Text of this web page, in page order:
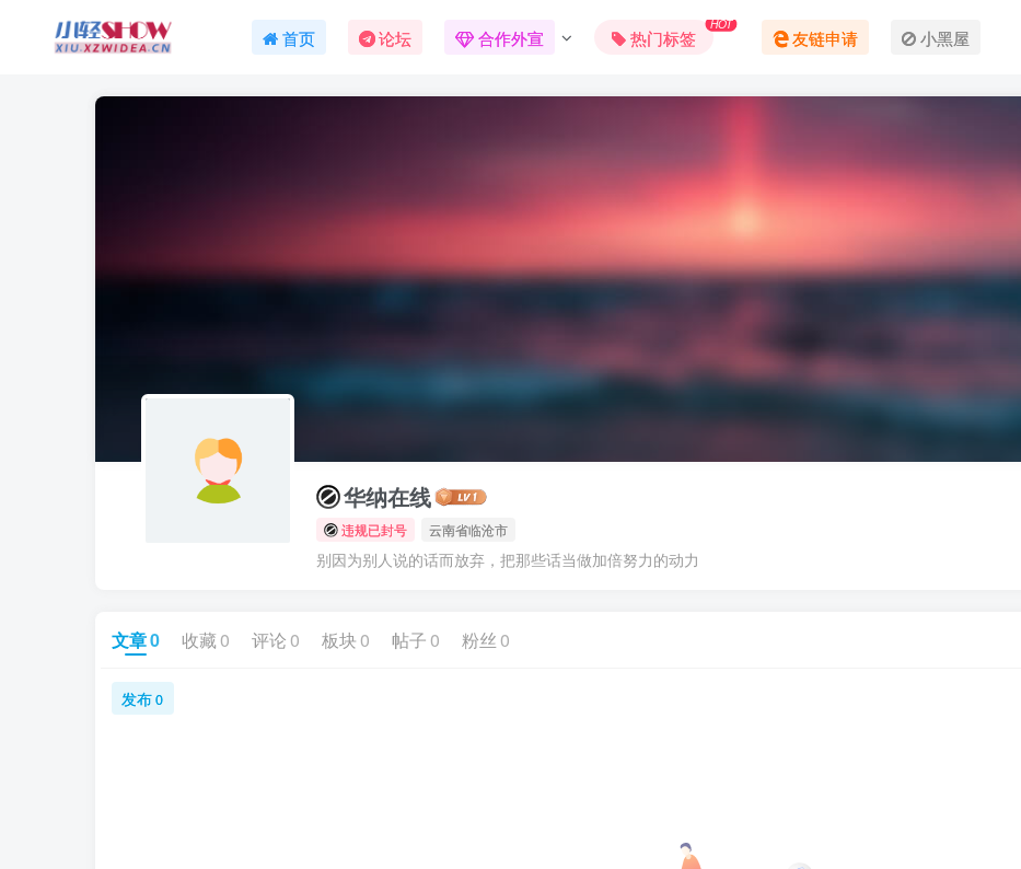
首页 论坛 合作外宣 热门标签
HOT
友链申请 小黑屋
华纳在线
违规已封号 云南省临沧市
别因为别人说的话而放弃，把那些话当做加倍努力的动力
文章0 收藏 0 评论 0 板块 0 帖子 0 粉丝 0
发布0